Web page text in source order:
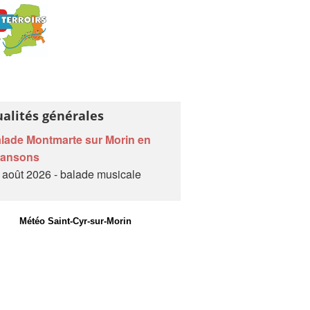
générales
Montmarte sur Morin en
2026 - balade musicale
Météo Saint-Cyr-sur-Morin